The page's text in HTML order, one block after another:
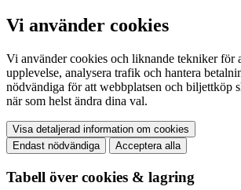
Vi använder cookies
Vi använder cookies och liknande tekniker för
upplevelse, analysera trafik och hantera
nödvändiga för att webbplatsen och biljettköp
när som helst ändra dina val.
Visa detaljerad information om cookies
Endast nödvändiga
Acceptera alla
Tabell över cookies & lagring